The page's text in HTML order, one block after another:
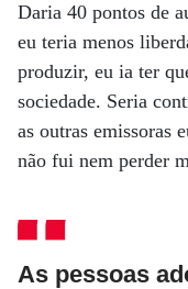
Daria 40 pontos de
eu teria menos
produzir, eu ia ter
sociedade. Seria
as outras emissoras
não fui nem perder
As pessoas